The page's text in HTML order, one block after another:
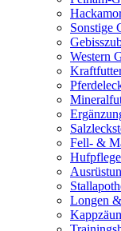
Sonstige
Western
Fell- &
Hufpflege
Longen